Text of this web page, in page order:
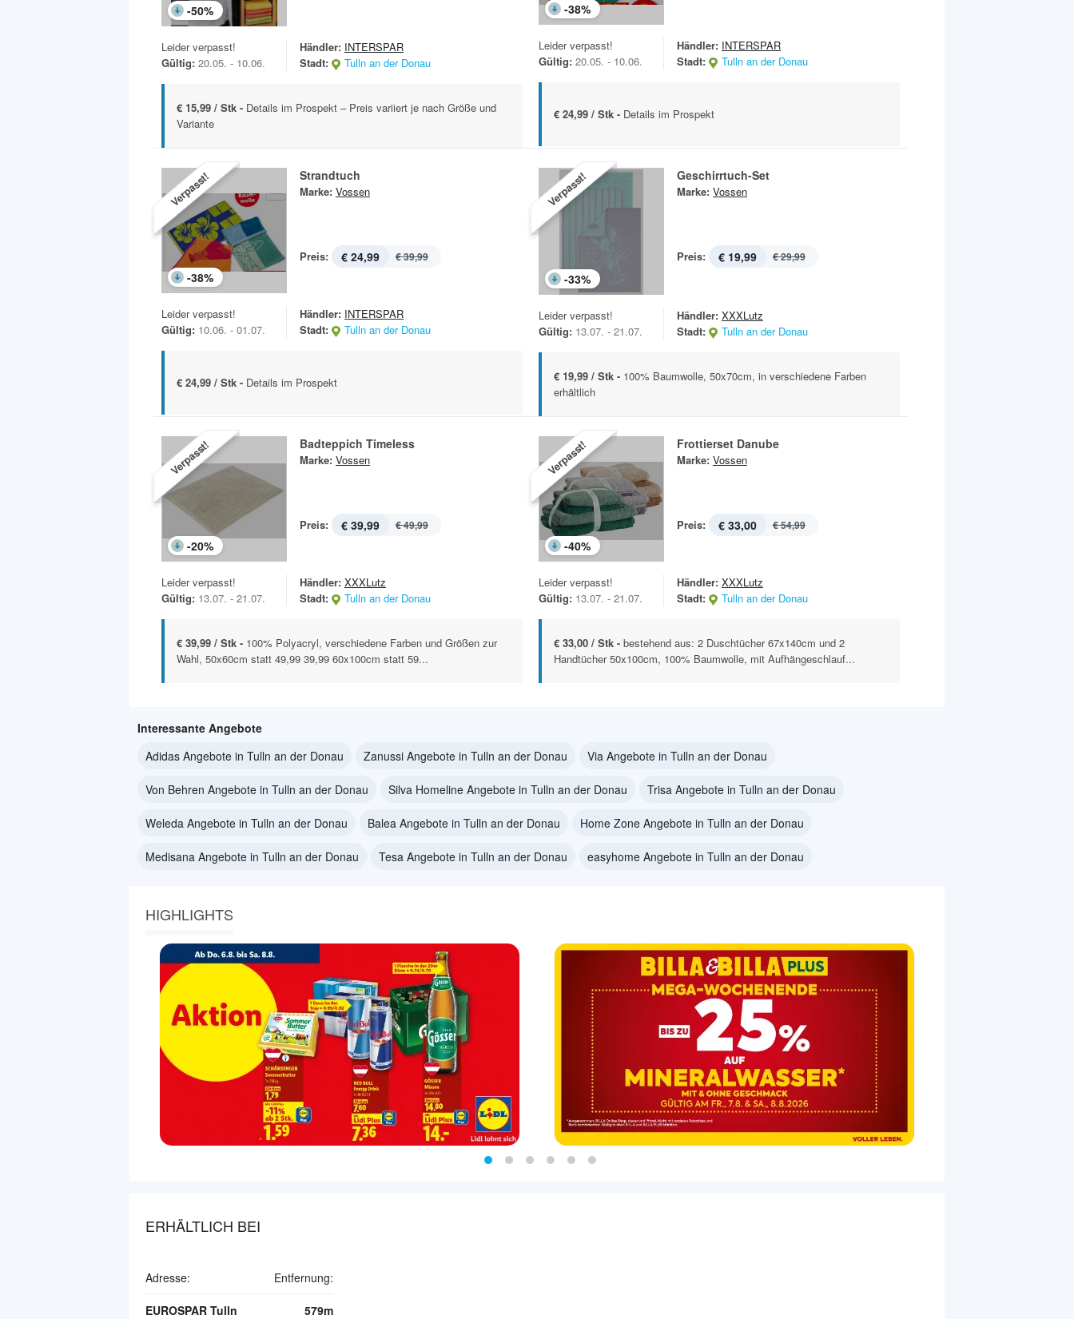
-50%
Leider verpasst!
Gültig: 20.05. - 10.06.
Händler: INTERSPAR
Stadt:
Tulln an der Donau
€ 15,99 / Stk - Details im Prospekt – Preis variiert je nach Größe und
Variante
-38%
Leider verpasst!
Gültig: 20.05. - 10.06.
Händler: INTERSPAR
Stadt:
Tulln an der Donau
€ 24,99 / Stk - Details im Prospekt
Verpasst!
-38%
Strandtuch
Marke: Vossen
Preis: € 24,99 € 39,99
Leider verpasst!
Gültig: 10.06. - 01.07.
Händler: INTERSPAR
Stadt:
Tulln an der Donau
€ 24,99 / Stk - Details im Prospekt
Verpasst!
-33%
Geschirrtuch-Set
Marke: Vossen
Preis: € 19,99 € 29,99
Leider verpasst!
Gültig: 13.07. - 21.07.
Händler: XXXLutz
Stadt:
Tulln an der Donau
€ 19,99 / Stk - 100% Baumwolle, 50x70cm, in verschiedene Farben
erhältlich
Verpasst!
-20%
Badteppich Timeless
Marke: Vossen
Preis: € 39,99 € 49,99
Leider verpasst!
Gültig: 13.07. - 21.07.
Händler: XXXLutz
Stadt:
Tulln an der Donau
€ 39,99 / Stk - 100% Polyacryl, verschiedene Farben und Größen zur
Wahl, 50x60cm statt 49,99 39,99 60x100cm statt 59...
Verpasst!
-40%
Frottierset Danube
Marke: Vossen
Preis: € 33,00 € 54,99
Leider verpasst!
Gültig: 13.07. - 21.07.
Händler: XXXLutz
Stadt:
Tulln an der Donau
€ 33,00 / Stk - bestehend aus: 2 Duschtücher 67x140cm und 2
Handtücher 50x100cm, 100% Baumwolle, mit Aufhängeschlauf...
Interessante Angebote
Adidas Angebote in Tulln an der Donau
Zanussi Angebote in Tulln an der Donau Via Angebote in Tulln an der Donau
Von Behren Angebote in Tulln an der Donau Silva Homeline Angebote in Tulln an der Donau Trisa Angebote in Tulln an der Donau
Weleda Angebote in Tulln an der Donau Balea Angebote in Tulln an der Donau Home Zone Angebote in Tulln an der Donau
Medisana Angebote in Tulln an der Donau Tesa Angebote in Tulln an der Donau easyhome Angebote in Tulln an der Donau
HIGHLIGHTS
ERHÄLTLICH BEI
Adresse: Entfernung:
EUROSPAR Tulln 579m